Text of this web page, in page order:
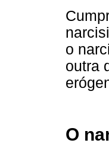
o
outra
O